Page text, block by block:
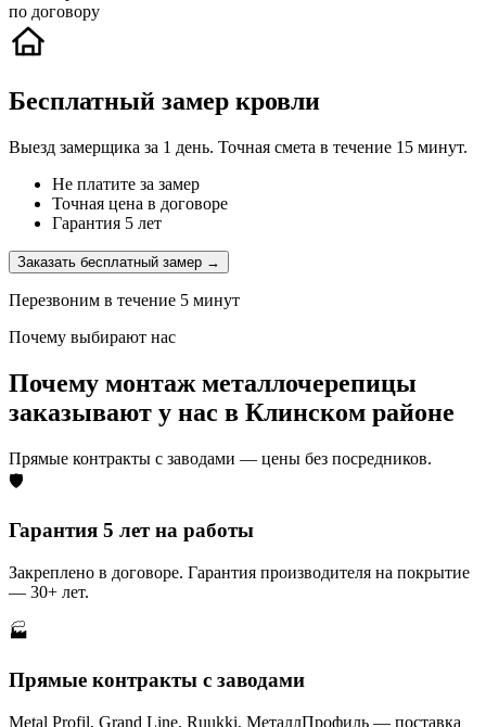
по договору
Бесплатный замер кровли
Выезд замерщика за 1 день. Точная смета в течение 15 минут.
Не платите за замер
Точная цена в договоре
Гарантия 5 лет
Заказать бесплатный замер →
Перезвоним в течение 5 минут
Почему выбирают нас
Почему монтаж металлочерепицы
заказывают у нас в Клинском районе
Прямые контракты с заводами — цены без посредников.
🛡️
Гарантия 5 лет на работы
Закреплено в договоре. Гарантия производителя на покрытие
— 30+ лет.
🏭
Прямые контракты с заводами
Metal Profil, Grand Line, Ruukki, МеталлПрофиль — поставка